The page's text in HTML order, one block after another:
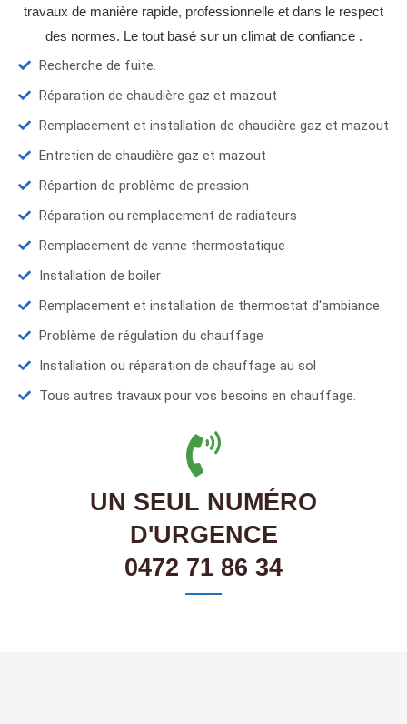
travaux de manière rapide, professionnelle et dans le respect
des normes. Le tout basé sur un climat de confiance .
Recherche de fuite.
Réparation de chaudière gaz et mazout
Remplacement et installation de chaudière gaz et mazout
Entretien de chaudière gaz et mazout
Répartion de problème de pression
Réparation ou remplacement de radiateurs
Remplacement de vanne thermostatique
Installation de boiler
Remplacement et installation de thermostat d'ambiance
Problème de régulation du chauffage
Installation ou réparation de chauffage au sol
Tous autres travaux pour vos besoins en chauffage.
UN SEUL NUMÉRO
D'URGENCE
0472 71 86 34